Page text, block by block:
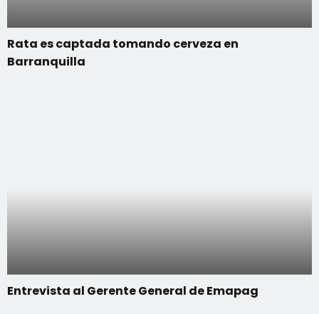
Rata es captada tomando cerveza en
Barranquilla
Entrevista al Gerente General de Emapag